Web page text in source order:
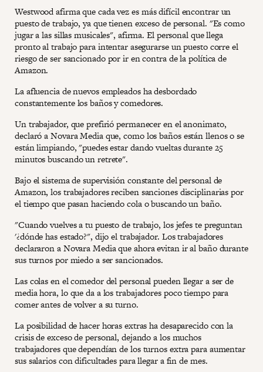
Westwood afirma que cada vez es más difícil encontrar un
puesto de trabajo, ya que tienen exceso de personal. "Es como
jugar a las sillas musicales", afirma. El personal que llega
pronto al trabajo para intentar asegurarse un puesto corre el
riesgo de ser sancionado por ir en contra de la política de
Amazon.
La afluencia de nuevos empleados ha desbordado
constantemente los baños y comedores.
Un trabajador, que prefirió permanecer en el anonimato,
declaró a Novara Media que, como los baños están llenos o se
están limpiando, "puedes estar dando vueltas durante 25
minutos buscando un retrete".
Bajo el sistema de supervisión constante del personal de
Amazon, los trabajadores reciben sanciones disciplinarias por
el tiempo que pasan haciendo cola o buscando un baño.
"Cuando vuelves a tu puesto de trabajo, los jefes te preguntan
'¿dónde has estado?", dijo el trabajador. Los trabajadores
declararon a Novara Media que ahora evitan ir al baño durante
sus turnos por miedo a ser sancionados.
Las colas en el comedor del personal pueden llegar a ser de
media hora, lo que da a los trabajadores poco tiempo para
comer antes de volver a su turno.
La posibilidad de hacer horas extras ha desaparecido con la
crisis de exceso de personal, dejando a los muchos
trabajadores que dependían de los turnos extra para aumentar
sus salarios con dificultades para llegar a fin de mes.